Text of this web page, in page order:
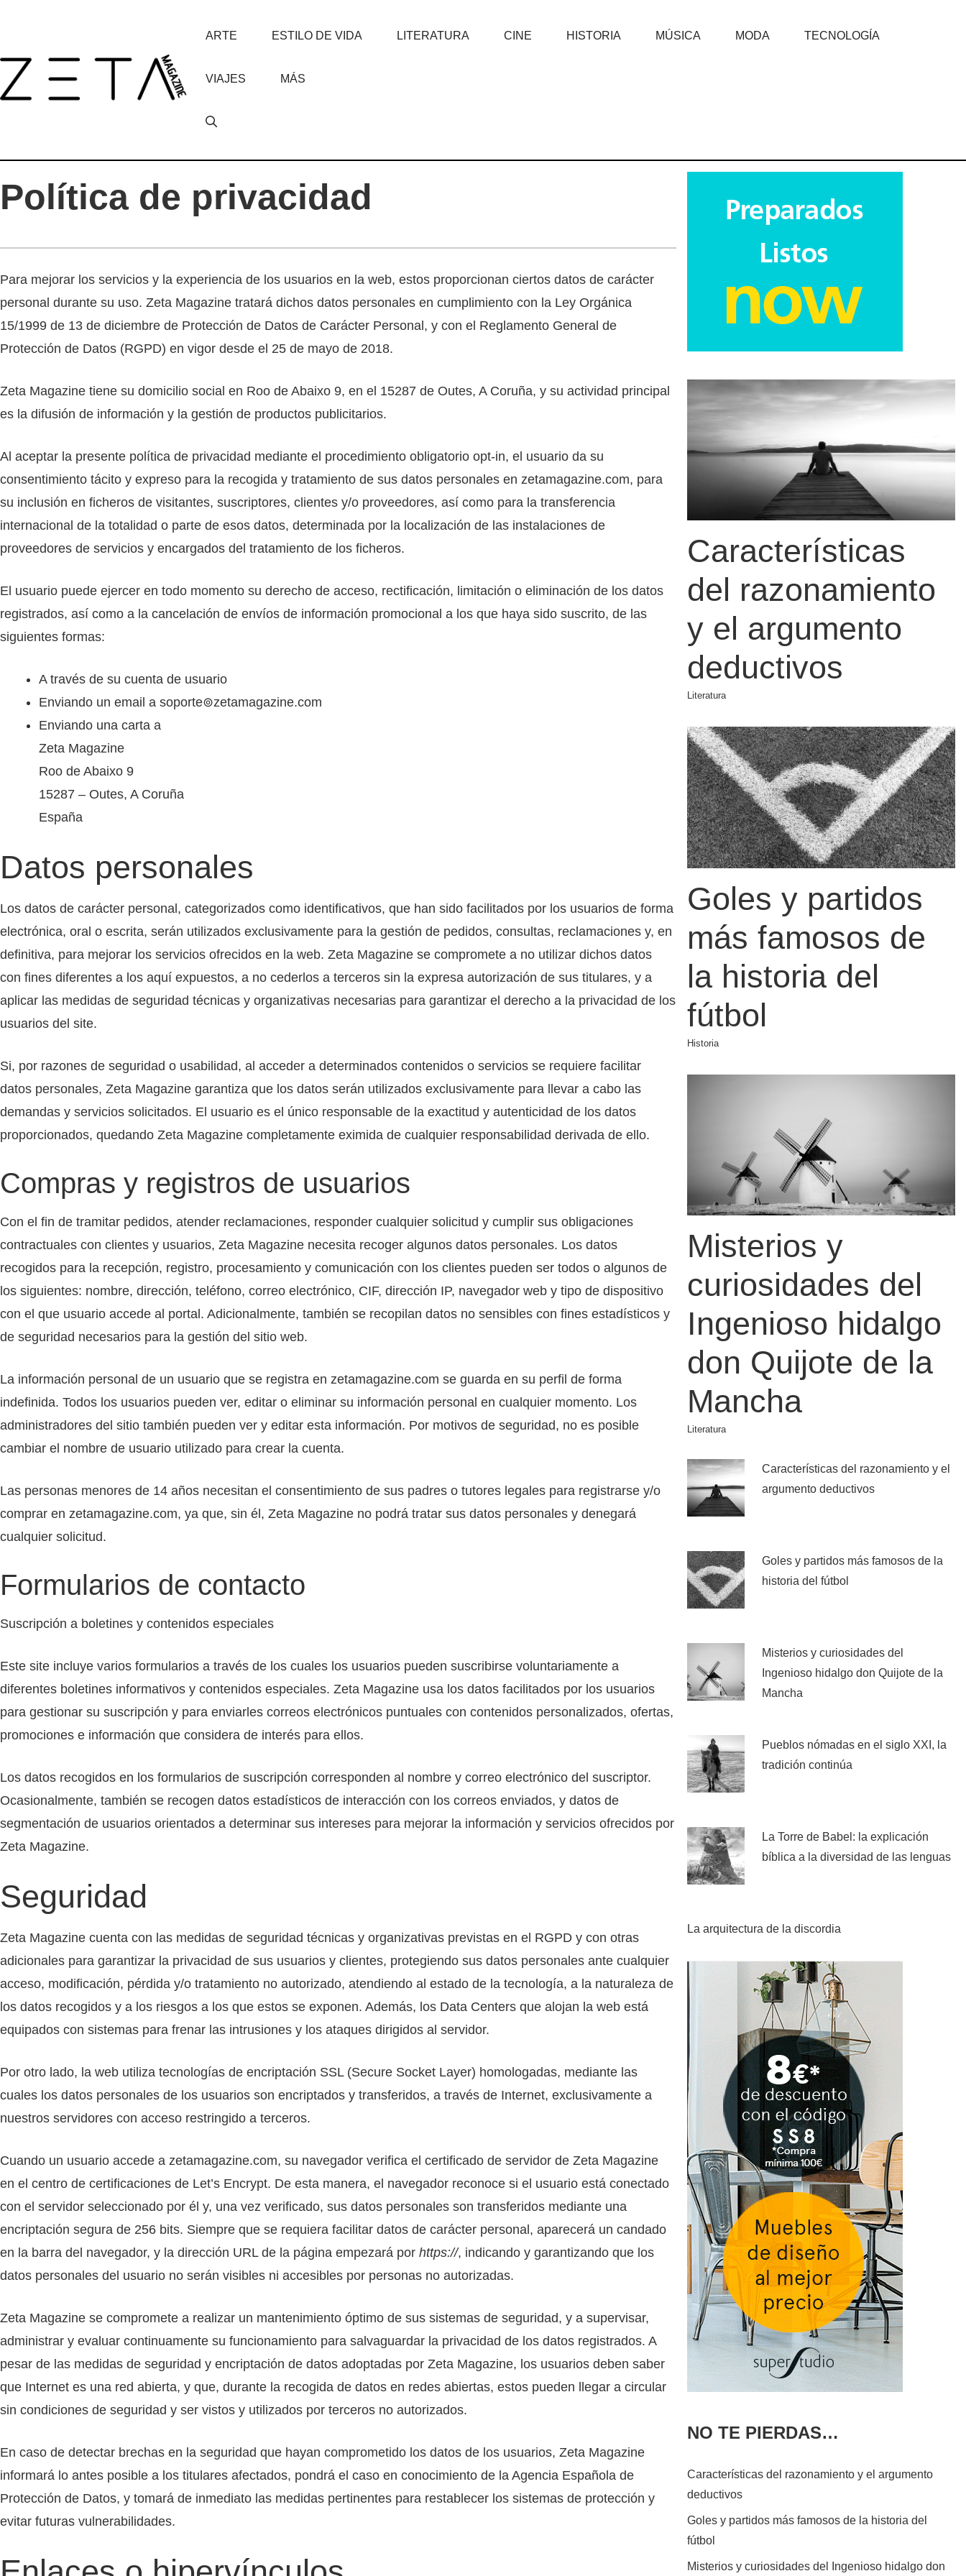
contenido
ARTE ESTILO DE VIDA LITERATURA CINE HISTORIA MÚSICA MODA TECNOLOGÍA
VIAJES MÁS
Política de privacidad
Para mejorar los servicios y la experiencia de los usuarios en la web, estos proporcionan ciertos datos de carácter
personal durante su uso. Zeta Magazine tratará dichos datos personales en cumplimiento con la Ley Orgánica
15/1999 de 13 de diciembre de Protección de Datos de Carácter Personal, y con el Reglamento General de
Protección de Datos (RGPD) en vigor desde el 25 de mayo de 2018.
Zeta Magazine tiene su domicilio social en Roo de Abaixo 9, en el 15287 de Outes, A Coruña, y su actividad principal
es la difusión de información y la gestión de productos publicitarios.
Al aceptar la presente política de privacidad mediante el procedimiento obligatorio opt-in, el usuario da su
consentimiento tácito y expreso para la recogida y tratamiento de sus datos personales en zetamagazine.com, para
su inclusión en ficheros de visitantes, suscriptores, clientes y/o proveedores, así como para la transferencia
internacional de la totalidad o parte de esos datos, determinada por la localización de las instalaciones de
proveedores de servicios y encargados del tratamiento de los ficheros.
El usuario puede ejercer en todo momento su derecho de acceso, rectificación, limitación o eliminación de los datos
registrados, así como a la cancelación de envíos de información promocional a los que haya sido suscrito, de las
siguientes formas:
A través de su cuenta de usuario
Enviando un email a soporte⊚zetamagazine.com
Enviando una carta a
Zeta Magazine
Roo de Abaixo 9
15287 – Outes, A Coruña
España
Datos personales
Los datos de carácter personal, categorizados como identificativos, que han sido facilitados por los usuarios de forma
electrónica, oral o escrita, serán utilizados exclusivamente para la gestión de pedidos, consultas, reclamaciones y, en
definitiva, para mejorar los servicios ofrecidos en la web. Zeta Magazine se compromete a no utilizar dichos datos
con fines diferentes a los aquí expuestos, a no cederlos a terceros sin la expresa autorización de sus titulares, y a
aplicar las medidas de seguridad técnicas y organizativas necesarias para garantizar el derecho a la privacidad de los
usuarios del site.
Si, por razones de seguridad o usabilidad, al acceder a determinados contenidos o servicios se requiere facilitar
datos personales, Zeta Magazine garantiza que los datos serán utilizados exclusivamente para llevar a cabo las
demandas y servicios solicitados. El usuario es el único responsable de la exactitud y autenticidad de los datos
proporcionados, quedando Zeta Magazine completamente eximida de cualquier responsabilidad derivada de ello.
Compras y registros de usuarios
Con el fin de tramitar pedidos, atender reclamaciones, responder cualquier solicitud y cumplir sus obligaciones
contractuales con clientes y usuarios, Zeta Magazine necesita recoger algunos datos personales. Los datos
recogidos para la recepción, registro, procesamiento y comunicación con los clientes pueden ser todos o algunos de
los siguientes: nombre, dirección, teléfono, correo electrónico, CIF, dirección IP, navegador web y tipo de dispositivo
con el que usuario accede al portal. Adicionalmente, también se recopilan datos no sensibles con fines estadísticos y
de seguridad necesarios para la gestión del sitio web.
La información personal de un usuario que se registra en zetamagazine.com se guarda en su perfil de forma
indefinida. Todos los usuarios pueden ver, editar o eliminar su información personal en cualquier momento. Los
administradores del sitio también pueden ver y editar esta información. Por motivos de seguridad, no es posible
cambiar el nombre de usuario utilizado para crear la cuenta.
Las personas menores de 14 años necesitan el consentimiento de sus padres o tutores legales para registrarse y/o
comprar en zetamagazine.com, ya que, sin él, Zeta Magazine no podrá tratar sus datos personales y denegará
cualquier solicitud.
Formularios de contacto
Suscripción a boletines y contenidos especiales
Este site incluye varios formularios a través de los cuales los usuarios pueden suscribirse voluntariamente a
diferentes boletines informativos y contenidos especiales. Zeta Magazine usa los datos facilitados por los usuarios
para gestionar su suscripción y para enviarles correos electrónicos puntuales con contenidos personalizados, ofertas,
promociones e información que considera de interés para ellos.
Los datos recogidos en los formularios de suscripción corresponden al nombre y correo electrónico del suscriptor.
Ocasionalmente, también se recogen datos estadísticos de interacción con los correos enviados, y datos de
segmentación de usuarios orientados a determinar sus intereses para mejorar la información y servicios ofrecidos por
Zeta Magazine.
Seguridad
Zeta Magazine cuenta con las medidas de seguridad técnicas y organizativas previstas en el RGPD y con otras
adicionales para garantizar la privacidad de sus usuarios y clientes, protegiendo sus datos personales ante cualquier
acceso, modificación, pérdida y/o tratamiento no autorizado, atendiendo al estado de la tecnología, a la naturaleza de
los datos recogidos y a los riesgos a los que estos se exponen. Además, los Data Centers que alojan la web está
equipados con sistemas para frenar las intrusiones y los ataques dirigidos al servidor.
Por otro lado, la web utiliza tecnologías de encriptación SSL (Secure Socket Layer) homologadas, mediante las
cuales los datos personales de los usuarios son encriptados y transferidos, a través de Internet, exclusivamente a
nuestros servidores con acceso restringido a terceros.
Cuando un usuario accede a zetamagazine.com, su navegador verifica el certificado de servidor de Zeta Magazine
en el centro de certificaciones de Let’s Encrypt. De esta manera, el navegador reconoce si el usuario está conectado
con el servidor seleccionado por él y, una vez verificado, sus datos personales son transferidos mediante una
encriptación segura de 256 bits. Siempre que se requiera facilitar datos de carácter personal, aparecerá un candado
en la barra del navegador, y la dirección URL de la página empezará por https://, indicando y garantizando que los
datos personales del usuario no serán visibles ni accesibles por personas no autorizadas.
Zeta Magazine se compromete a realizar un mantenimiento óptimo de sus sistemas de seguridad, y a supervisar,
administrar y evaluar continuamente su funcionamiento para salvaguardar la privacidad de los datos registrados. A
pesar de las medidas de seguridad y encriptación de datos adoptadas por Zeta Magazine, los usuarios deben saber
que Internet es una red abierta, y que, durante la recogida de datos en redes abiertas, estos pueden llegar a circular
sin condiciones de seguridad y ser vistos y utilizados por terceros no autorizados.
En caso de detectar brechas en la seguridad que hayan comprometido los datos de los usuarios, Zeta Magazine
informará lo antes posible a los titulares afectados, pondrá el caso en conocimiento de la Agencia Española de
Protección de Datos, y tomará de inmediato las medidas pertinentes para restablecer los sistemas de protección y
evitar futuras vulnerabilidades.
Características
del razonamiento
y el argumento
deductivos
Literatura
Goles y partidos
más famosos de
la historia del
fútbol
Historia
Misterios y
curiosidades del
Ingenioso hidalgo
don Quijote de la
Mancha
Literatura
Características del razonamiento y el
argumento deductivos
Goles y partidos más famosos de la
historia del fútbol
Misterios y curiosidades del
Ingenioso hidalgo don Quijote de la
Mancha
Pueblos nómadas en el siglo XXI, la
tradición continúa
La Torre de Babel: la explicación
bíblica a la diversidad de las lenguas
La arquitectura de la discordia
NO TE PIERDAS…
Características del razonamiento y el argumento
deductivos
Goles y partidos más famosos de la historia del
fútbol
Misterios y curiosidades del Ingenioso hidalgo don